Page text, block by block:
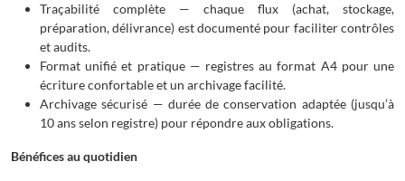
Traçabilité complète — chaque flux (achat, stockage,
préparation, délivrance) est documenté pour faciliter contrôles
et audits.
Format unifié et pratique — registres au format A4 pour une
écriture confortable et un archivage facilité.
Archivage sécurisé — durée de conservation adaptée (jusqu’à
10 ans selon registre) pour répondre aux obligations.
Bénéfices au quotidien